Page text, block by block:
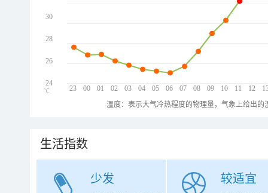
23 00 01 02 03 04 05 06 07 08 09 10 11 12
30
28
26
24
℃
温度：表示大气冷热程度的物理量，气象上给出
生活指数
少发 较适宜